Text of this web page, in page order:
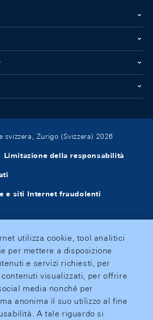
svizzera, Zurigo (Svizzera) 2026
Limitazione della responsabilità
e siti Internet fraudolenti
utilizza cookie, tool analitici
per mettere a disposizione
e servizi richiesti, per
visualizzati, per offrire
media nonché per
anonima il suo utilizzo al fine
A tale riguardo si